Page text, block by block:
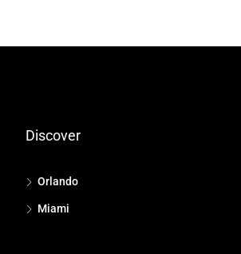
Discover
Orlando
Miami